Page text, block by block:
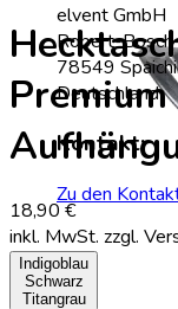
elvent GmbH
Robert-
78549
Deutschland
Kontakt:
Zu den
18,90 €
inkl. MwSt. zzgl.
Indigoblau
Schwarz
Titangrau